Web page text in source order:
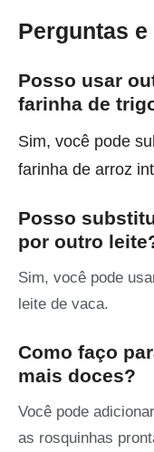
Perguntas e
Posso usar
farinha de
Sim, você pode
farinha de arroz
Posso
por outro
Sim, você pode
leite de vaca.
Como faço
mais doces?
Você pode
as rosquinhas